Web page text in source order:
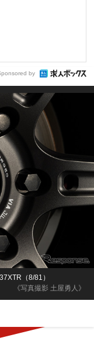
by
《写真撮影 土屋勇人》
（8/81）